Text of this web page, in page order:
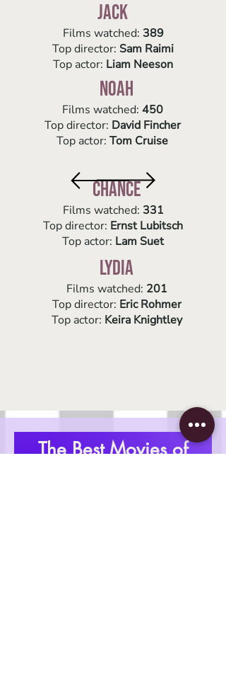
Jack
Films watched: 389
Top director: Sam Raimi
Top actor: Liam Neeson
Noah
Films watched: 450
Top director: David Fincher
Top actor: Tom Cruise
Chance
Films watched: 331
Top director: Ernst Lubitsch
Top actor: Lam Suet
Lydia
Films watched: 201
Top director: Eric Rohmer
Top actor: Keira Knightley
The Best Movies of